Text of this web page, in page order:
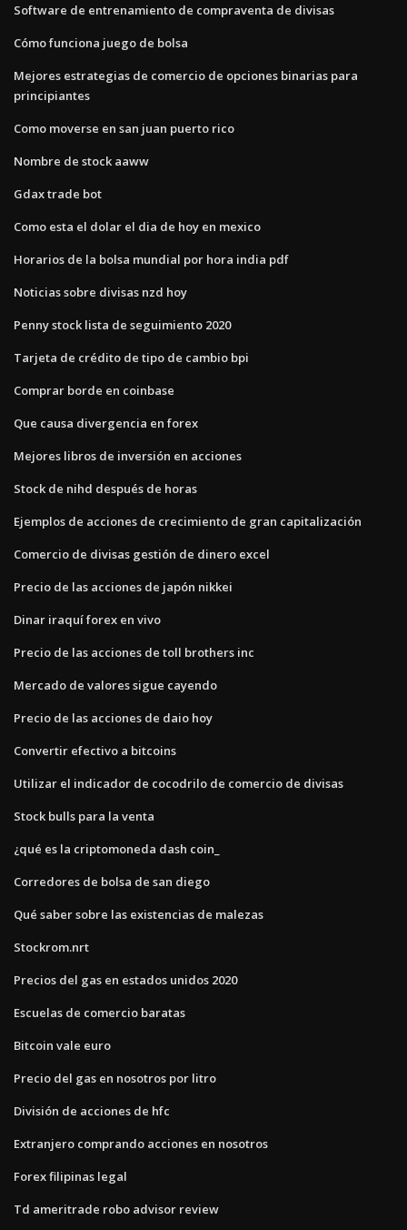
Software de entrenamiento de compraventa de divisas
Cómo funciona juego de bolsa
Mejores estrategias de comercio de opciones binarias para
principiantes
Como moverse en san juan puerto rico
Nombre de stock aaww
Gdax trade bot
Como esta el dolar el dia de hoy en mexico
Horarios de la bolsa mundial por hora india pdf
Noticias sobre divisas nzd hoy
Penny stock lista de seguimiento 2020
Tarjeta de crédito de tipo de cambio bpi
Comprar borde en coinbase
Que causa divergencia en forex
Mejores libros de inversión en acciones
Stock de nihd después de horas
Ejemplos de acciones de crecimiento de gran capitalización
Comercio de divisas gestión de dinero excel
Precio de las acciones de japón nikkei
Dinar iraquí forex en vivo
Precio de las acciones de toll brothers inc
Mercado de valores sigue cayendo
Precio de las acciones de daio hoy
Convertir efectivo a bitcoins
Utilizar el indicador de cocodrilo de comercio de divisas
Stock bulls para la venta
¿qué es la criptomoneda dash coin_
Corredores de bolsa de san diego
Qué saber sobre las existencias de malezas
Stockrom.nrt
Precios del gas en estados unidos 2020
Escuelas de comercio baratas
Bitcoin vale euro
Precio del gas en nosotros por litro
División de acciones de hfc
Extranjero comprando acciones en nosotros
Forex filipinas legal
Td ameritrade robo advisor review